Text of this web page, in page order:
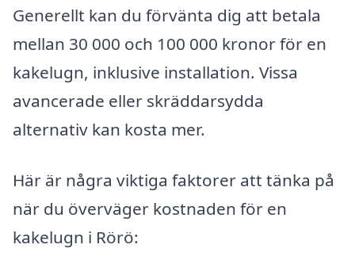
Generellt kan du förvänta dig att betala
mellan 30 000 och 100 000 kronor för en
kakelugn, inklusive installation. Vissa
avancerade eller skräddarsydda
alternativ kan kosta mer.
Här är några viktiga faktorer att tänka på
när du överväger kostnaden för en
kakelugn i Rörö: